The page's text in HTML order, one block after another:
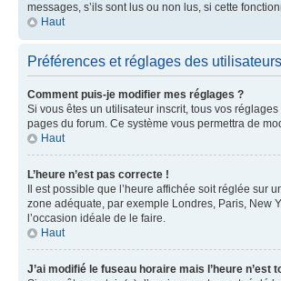
messages, s’ils sont lus ou non lus, si cette
Haut
Préférences et réglages des utilisateurs
Comment puis-je modifier mes réglages ?
Si vous êtes un utilisateur inscrit, tous vos
pages du forum. Ce système vous permettra de
Haut
L’heure n’est pas correcte !
Il est possible que l’heure affichée soit réglée
zone adéquate, par exemple Londres, Paris, New
l’occasion idéale de le faire.
Haut
J’ai modifié le fuseau horaire mais l’heure n’est